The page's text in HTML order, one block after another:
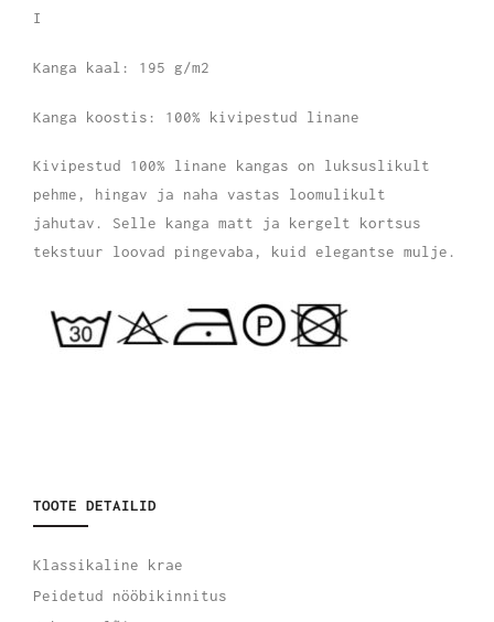
I
Kanga kaal: 195 g/m2
Kanga koostis: 100% kivipestud linane
Kivipestud 100% linane kangas on luksuslikult
pehme, hingav ja naha vastas loomulikult
jahutav. Selle kanga matt ja kergelt kortsus
tekstuur loovad pingevaba, kuid elegantse mulje.
TOOTE DETAILID
Klassikaline krae
Peidetud nööbikinnitus